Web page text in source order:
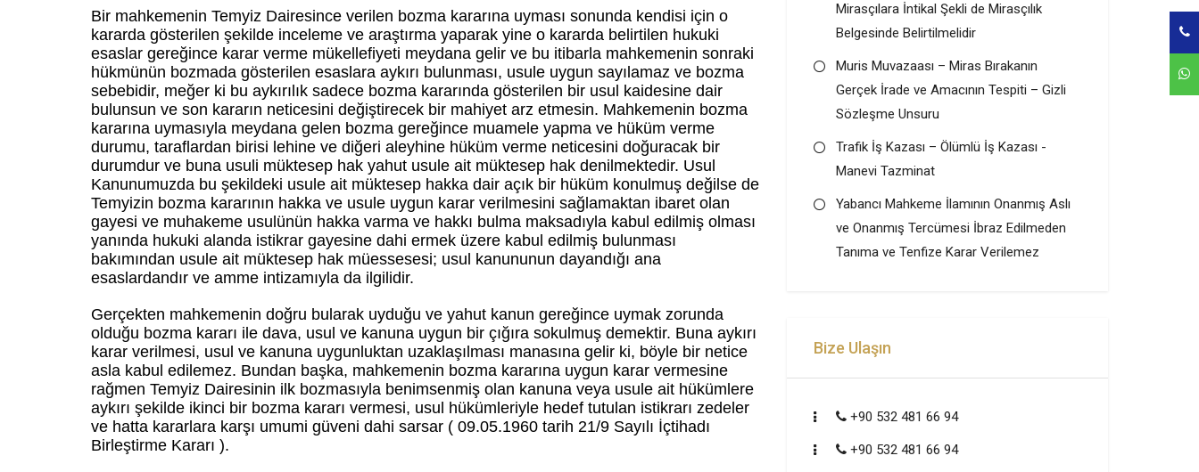
Bir mahkemenin Temyiz Dairesince verilen bozma kararına uyması sonunda kendisi için o
kararda gösterilen şekilde inceleme ve araştırma yaparak yine o kararda belirtilen hukuki
esaslar gereğince karar verme mükellefiyeti meydana gelir ve bu itibarla mahkemenin sonraki
hükmünün bozmada gösterilen esaslara aykırı bulunması, usule uygun sayılamaz ve bozma
sebebidir, meğer ki bu aykırılık sadece bozma kararında gösterilen bir usul kaidesine dair
bulunsun ve son kararın neticesini değiştirecek bir mahiyet arz etmesin. Mahkemenin bozma
kararına uymasıyla meydana gelen bozma gereğince muamele yapma ve hüküm verme
durumu, taraflardan birisi lehine ve diğeri aleyhine hüküm verme neticesini doğuracak bir
durumdur ve buna usuli müktesep hak yahut usule ait müktesep hak denilmektedir. Usul
Kanunumuzda bu şekildeki usule ait müktesep hakka dair açık bir hüküm konulmuş değilse de
Temyizin bozma kararının hakka ve usule uygun karar verilmesini sağlamaktan ibaret olan
gayesi ve muhakeme usulünün hakka varma ve hakkı bulma maksadıyla kabul edilmiş olması
yanında hukuki alanda istikrar gayesine dahi ermek üzere kabul edilmiş bulunması
bakımından usule ait müktesep hak müessesesi; usul kanununun dayandığı ana
esaslardandır ve amme intizamıyla da ilgilidir.
Gerçekten mahkemenin doğru bularak uyduğu ve yahut kanun gereğince uymak zorunda
olduğu bozma kararı ile dava, usul ve kanuna uygun bir çığıra sokulmuş demektir. Buna aykırı
karar verilmesi, usul ve kanuna uygunluktan uzaklaşılması manasına gelir ki, böyle bir netice
asla kabul edilemez. Bundan başka, mahkemenin bozma kararına uygun karar vermesine
rağmen Temyiz Dairesinin ilk bozmasıyla benimsenmiş olan kanuna veya usule ait hükümlere
aykırı şekilde ikinci bir bozma kararı vermesi, usul hükümleriyle hedef tutulan istikrarı zedeler
ve hatta kararlara karşı umumi güveni dahi sarsar ( 09.05.1960 tarih 21/9 Sayılı İçtihadı
Birleştirme Kararı ).
Mirasçılara İntikal Şekli de Mirasçılık
Belgesinde Belirtilmelidir
Muris Muvazaası – Miras Bırakanın
Gerçek İrade ve Amacının Tespiti – Gizli
Sözleşme Unsuru
Trafik İş Kazası – Ölümlü İş Kazası -
Manevi Tazminat
Yabancı Mahkeme İlamının Onanmış Aslı
ve Onanmış Tercümesi İbraz Edilmeden
Tanıma ve Tenfize Karar Verilemez
Bize Ulaşın
+90 532 481 66 94
+90 532 481 66 94